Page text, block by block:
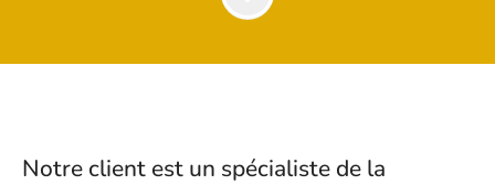
Notre client est un spécialiste de la